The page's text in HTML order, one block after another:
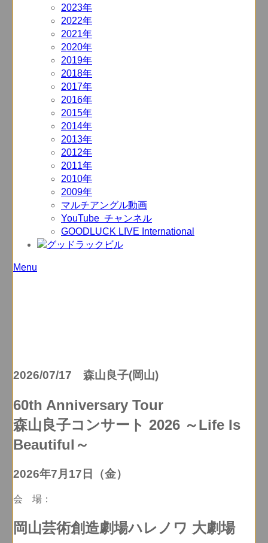
2023年
2022年
2021年
2020年
2019年
2018年
2017年
2016年
2015年
2014年
2013年
2012年
2011年
2010年
2009年
マルチアングル動画
YouTube チャンネル
GOODLUCK LIVE International
Menu
2026/07/17 森山良子(岡山)
60th Anniversary Tour
森山良子コンサート 2026 ～Life Is
Beautiful～
2026年7月17日（金）
会 場：
岡山芸術創造劇場ハレノワ 大劇場